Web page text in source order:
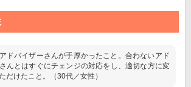
ドバイザーさんが手厚かったこと。合わないアド
んとはすぐにチェンジの対応をし、適切な方に変
だけたこと。（30代／女性）